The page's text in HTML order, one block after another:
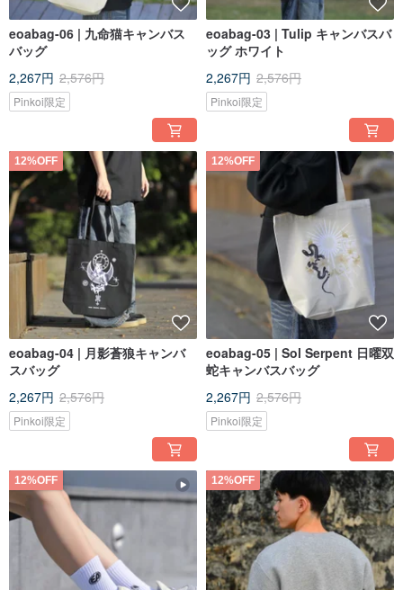
eoabag-06 | 九命猫キャンバス
バッグ
2,267円 2,576円
Pinkoi限定
eoabag-03 | Tulip キャンバスバ
ッグ ホワイト
2,267円 2,576円
Pinkoi限定
12%OFF
eoabag-04 | 月影蒼狼キャンバ
スバッグ
2,267円 2,576円
Pinkoi限定
12%OFF
eoabag-05 | Sol Serpent 日曜双
蛇キャンバスバッグ
2,267円 2,576円
Pinkoi限定
12%OFF 12%OFF